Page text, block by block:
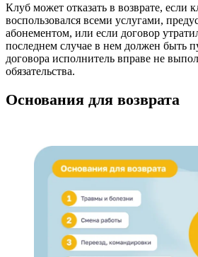
Клуб может отказать в возврате, если
воспользовался всеми услугами,
абонементом, или если договор
последнем случае в нем должен быть
договора исполнитель вправе не
обязательства.
Основания для возврата